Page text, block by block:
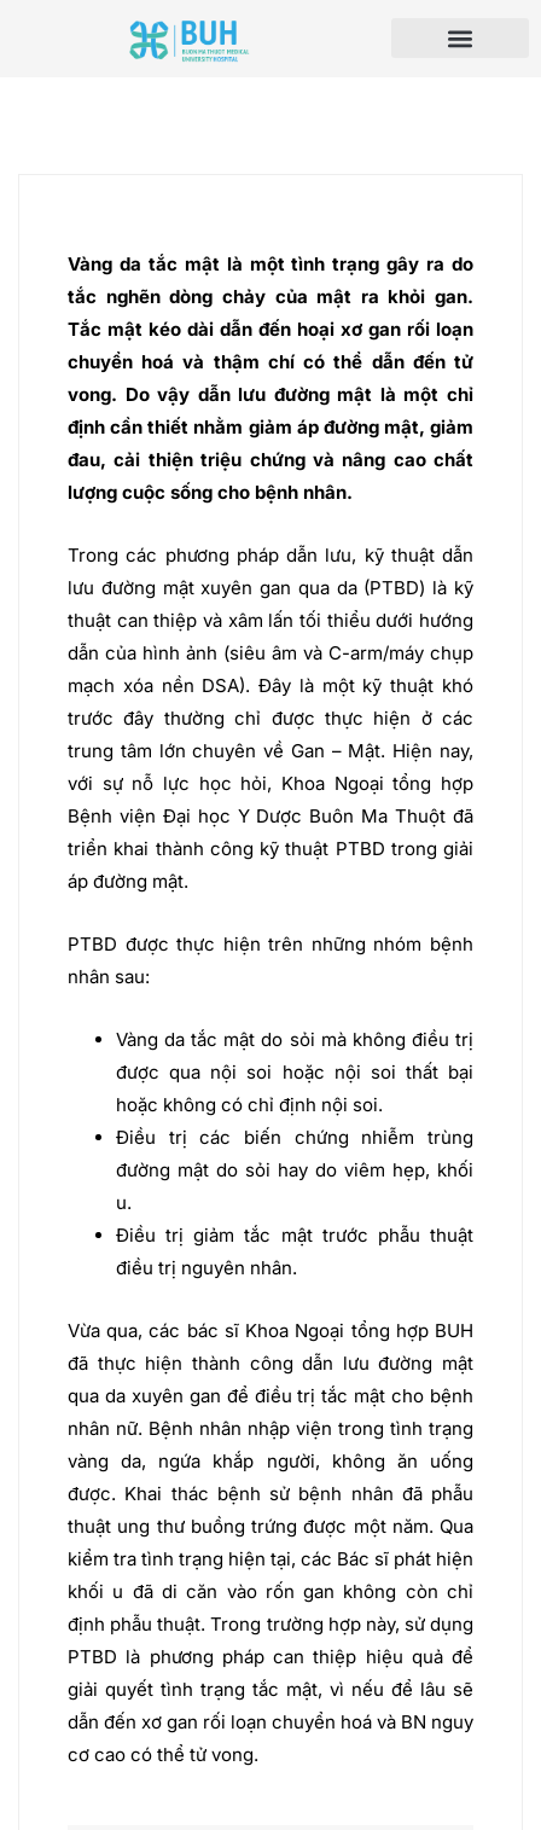
Vàng da tắc mật là một tình trạng gây ra do
tắc nghẽn dòng chảy của mật ra khỏi gan.
Tắc mật kéo dài dẫn đến hoại xơ gan rối loạn
chuyển hoá và thậm chí có thể dẫn đến tử
vong. Do vậy dẫn lưu đường mật là một chỉ
định cần thiết nhằm giảm áp đường mật, giảm
đau, cải thiện triệu chứng và nâng cao chất
lượng cuộc sống cho bệnh nhân.
Trong các phương pháp dẫn lưu, kỹ thuật dẫn
lưu đường mật xuyên gan qua da (PTBD) là kỹ
thuật can thiệp và xâm lấn tối thiểu dưới hướng
dẫn của hình ảnh (siêu âm và C-arm/máy chụp
mạch xóa nền DSA). Đây là một kỹ thuật khó
trước đây thường chỉ được thực hiện ở các
trung tâm lớn chuyên về Gan – Mật. Hiện nay,
với sự nỗ lực học hỏi, Khoa Ngoại tổng hợp
Bệnh viện Đại học Y Dược Buôn Ma Thuột đã
triển khai thành công kỹ thuật PTBD trong giải
áp đường mật.
PTBD được thực hiện trên những nhóm bệnh
nhân sau:
Vàng da tắc mật do sỏi mà không điều trị
được qua nội soi hoặc nội soi thất bại
hoặc không có chỉ định nội soi.
Điều trị các biến chứng nhiễm trùng
đường mật do sỏi hay do viêm hẹp, khối
u.
Điều trị giảm tắc mật trước phẫu thuật
điều trị nguyên nhân.
Vừa qua, các bác sĩ Khoa Ngoại tổng hợp BUH
đã thực hiện thành công dẫn lưu đường mật
qua da xuyên gan để điều trị tắc mật cho bệnh
nhân nữ. Bệnh nhân nhập viện trong tình trạng
vàng da, ngứa khắp người, không ăn uống
được. Khai thác bệnh sử bệnh nhân đã phẫu
thuật ung thư buồng trứng được một năm. Qua
kiểm tra tình trạng hiện tại, các Bác sĩ phát hiện
khối u đã di căn vào rốn gan không còn chỉ
định phẫu thuật. Trong trường hợp này, sử dụng
PTBD là phương pháp can thiệp hiệu quả để
giải quyết tình trạng tắc mật, vì nếu để lâu sẽ
dẫn đến xơ gan rối loạn chuyển hoá và BN nguy
cơ cao có thể tử vong.